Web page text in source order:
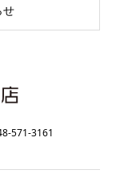
せ
571-3161